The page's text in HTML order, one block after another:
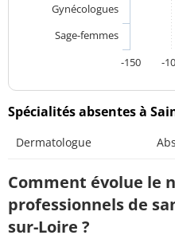
Gynécologues
Sage-femmes
-
-150
Spécialités absentes à
Dermatologue
Comment évolue le
professionnels de
sur-Loire ?